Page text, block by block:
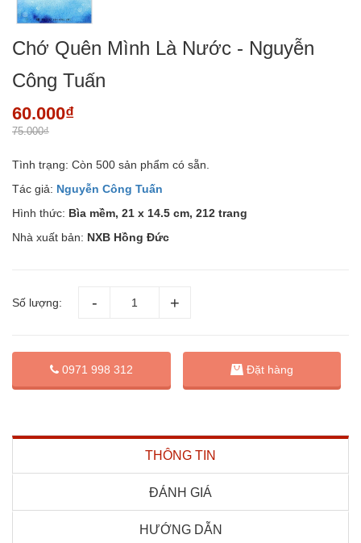
Chớ Quên Mình Là Nước - Nguyễn
Công Tuấn
60.000₫
75.000₫
Tình trạng: Còn 500 sản phẩm có sẵn.
Tác giả: Nguyễn Công Tuấn
Hình thức: Bìa mềm, 21 x 14.5 cm, 212 trang
Nhà xuất bản: NXB Hồng Đức
Số lượng:
0971 998 312 Đặt hàng
THÔNG TIN
ĐÁNH GIÁ
HƯỚNG DẪN